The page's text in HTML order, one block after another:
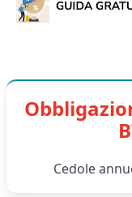
Cedole